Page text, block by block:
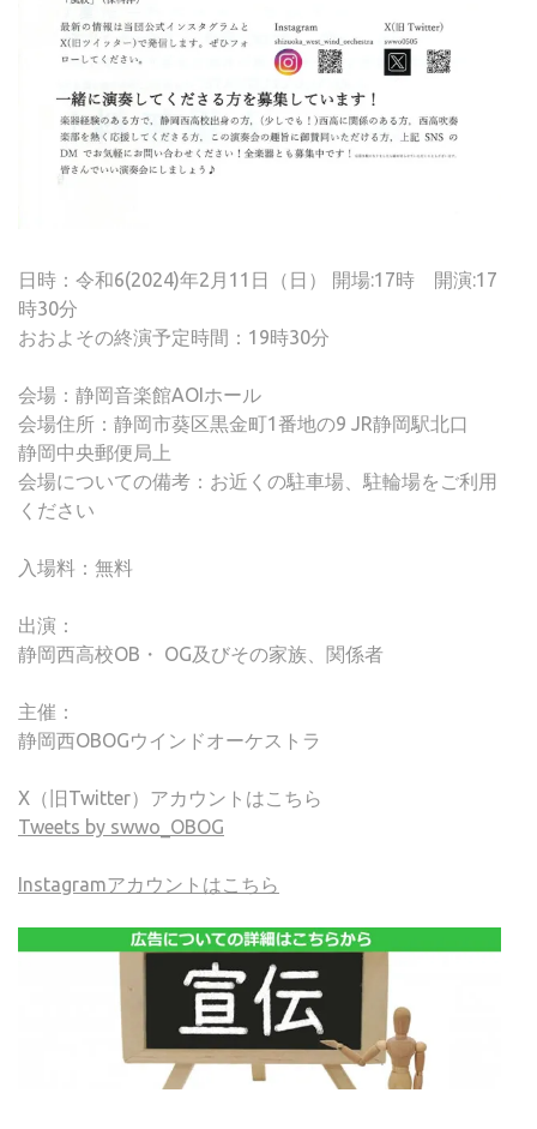
日時：令和6(2024)年2月11日（日） 開場:17時 開演:17
時30分
おおよその終演予定時間：19時30分
会場：静岡音楽館AOIホール
会場住所：静岡市葵区黒金町1番地の9 JR静岡駅北口
静岡中央郵便局上
会場についての備考：お近くの駐車場、駐輪場をご利用
ください
入場料：無料
出演：
静岡西高校OB・ OG及びその家族、関係者
主催：
静岡西OBOGウインドオーケストラ
X（旧Twitter）アカウントはこちら
Tweets by swwo_OBOG
Instagramアカウントはこちら